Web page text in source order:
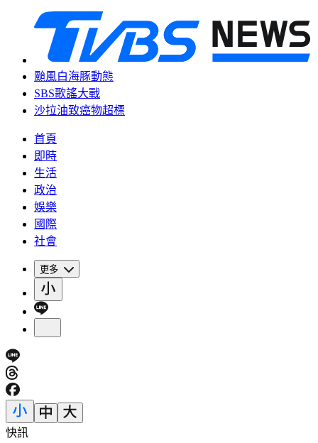
颱風白海豚動態
SBS歌謠大戰
沙拉油致癌物超標
首頁
即時
生活
政治
娛樂
國際
社會
更多
快訊